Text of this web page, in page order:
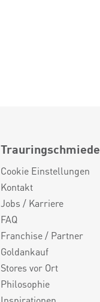
Trauringschmiede
Cookie Einstellungen
Kontakt
Jobs / Karriere
FAQ
Franchise / Partner
Goldankauf
Stores vor Ort
Philosophie